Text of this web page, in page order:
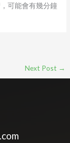
可能會有幾分鐘
Next Post →